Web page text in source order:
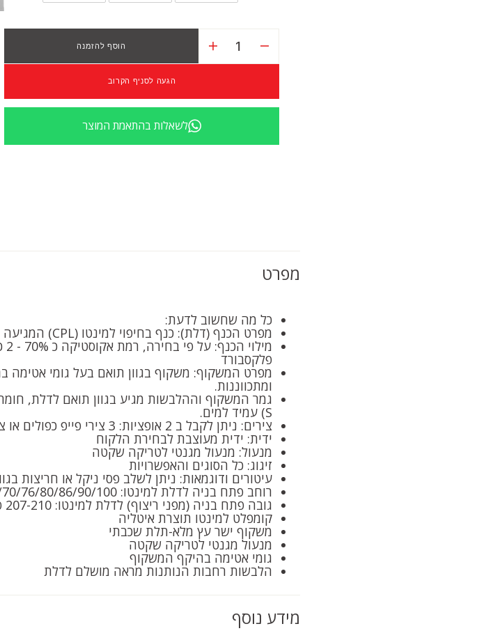
הפחתת
כמות
למינטו
הגדלת
כמות
לדלתות
למינטו
הוסף להזמנה
הגעה לסניף הקרוב
לשאלות בהתאמת המוצר
מפרט
כל מה שחשוב לדעת:
מפרט הכנף (דלת): כנף בחיפוי למינטו (CPL) המגיעה במגוון גוונים לבחירה
פלקסבורד
מפרט המשקוף: משקוף בגוון תואם בעל גומי אטימה
ומתכווננות.
S) עמיד למים.
צירים: ניתן לקבל ב 2 אופציות: 3 צירי פייפ כפולים או צירים סמויים
ידית: ידית מעוצבת לבחירת הלקוח
מנעול: מנעול מגנטי לטריקה שקטה
זיגוג: כל הסוגים והאפשרויות
עיטורים ודוגמאות: ניתן לשלב פסי ניקל או חריצות
רוחב פתח בניה לדלת למינטו: 60/66/70/76/80/86/90/100
גובה פתח בניה (מפני ריצוף) לדלת למינטו: 207-210 ס“מ
קומפלט למינטו תוצרת איטליה
משקוף ישר עץ מלא-תלת שכבתי
מנעול מגנטי לטריקה שקטה
גומי אטימה בהיקף המשקוף
הלבשות רחבות הנותנות מראה מושלם לדלת
מידע נוסף